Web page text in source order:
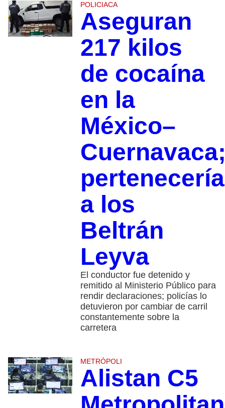
POLICIACA
Aseguran
217 kilos
de cocaína
en la
México–
pertenecería
a los
Beltrán
Leyva
El conductor fue detenido y
remitido al Ministerio Público para
rendir declaraciones; policías lo
detuvieron por cambiar de carril
constantemente sobre la
carretera
METRÓPOLI
Alistan C5